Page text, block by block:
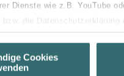
Dienste wie z.B. YouTube
bzw. die
um Ihnen die
zur Verfügung zu
Cookies